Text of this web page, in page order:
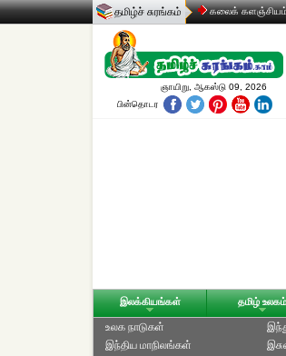
தமிழ்ச் சுரங்கம் கலைக்
ஞாயிறு, ஆகஸ்டு 09, 2026
பின்தொடர
இலக்கியங்கள் தமிழ் உலகம்
உலக நாடுகள்
இந்திய மாநிலங்கள்